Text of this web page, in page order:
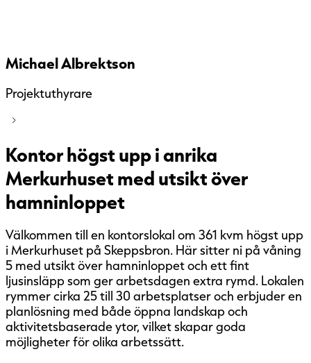
Michael Albrektson
Projektuthyrare
Kontor högst upp i anrika
Merkurhuset med utsikt över
hamninloppet
Välkommen till en kontorslokal om 361 kvm högst upp
i Merkurhuset på Skeppsbron. Här sitter ni på våning
5 med utsikt över hamninloppet och ett fint
ljusinsläpp som ger arbetsdagen extra rymd. Lokalen
rymmer cirka 25 till 30 arbetsplatser och erbjuder en
planlösning med både öppna landskap och
aktivitetsbaserade ytor, vilket skapar goda
möjligheter för olika arbetssätt.